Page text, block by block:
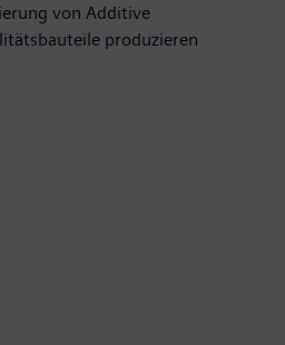
von Additive
produzieren